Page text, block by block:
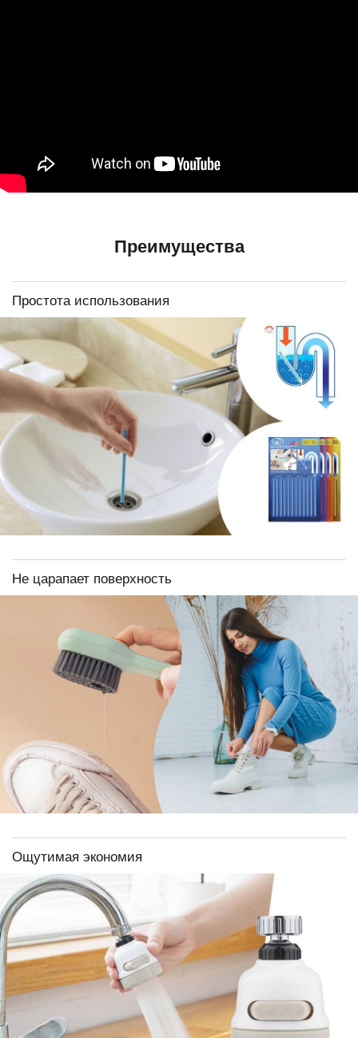
Преимущества
Простота использования
Не царапает поверхность
Ощутимая экономия